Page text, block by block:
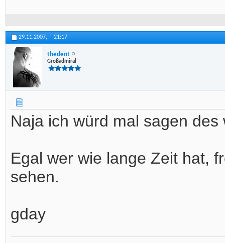
29.11.2007, 21:17
thedent
Großadmiral
Naja ich würd mal sagen
Egal wer wie lange Zeit hat,
sehen.
gday